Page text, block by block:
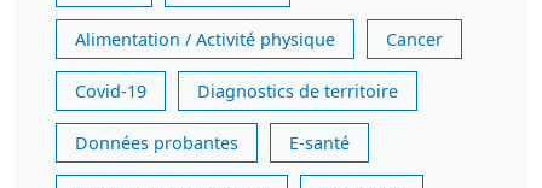
Alimentation / Activité physique Cancer
Covid-19 Diagnostics de territoire
Données probantes E-santé